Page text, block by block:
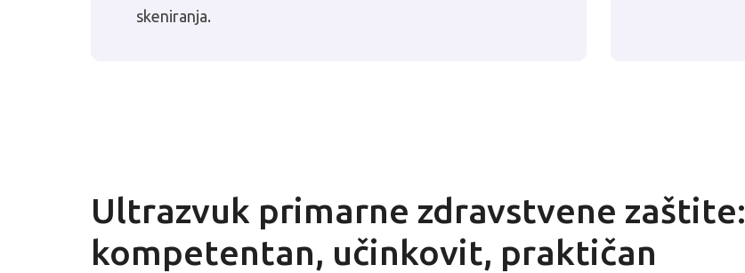
skeniranja.
Ultrazvuk primarne zdravstvene zaštite:
kompetentan, učinkovit, praktičan